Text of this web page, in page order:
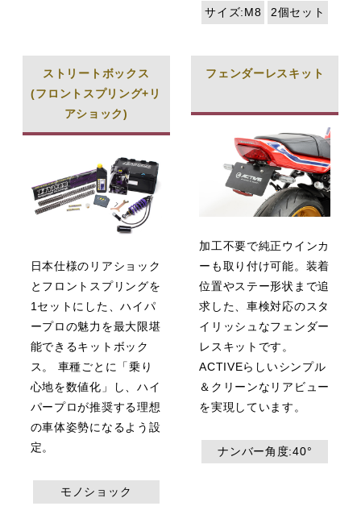
サイズ:M8 2個セット
ストリートボックス
(フロントスプリング+リ
アショック)
日本仕様のリアショック
とフロントスプリングを
1セットにした、ハイパ
ープロの魅力を最大限堪
能できるキットボック
ス。 車種ごとに「乗り
心地を数値化」し、ハイ
パープロが推奨する理想
の車体姿勢になるよう設
定。
モノショック
フェンダーレスキット
加工不要で純正ウインカ
ーも取り付け可能。装着
位置やステー形状まで追
求した、車検対応のスタ
イリッシュなフェンダー
レスキットです。
ACTIVEらしいシンプル
＆クリーンなリアビュー
を実現しています。
ナンバー角度:40°